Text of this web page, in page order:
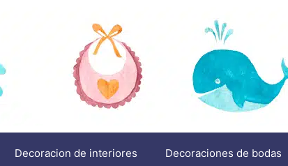
Decoracion de interiores Decoraciones de bodas